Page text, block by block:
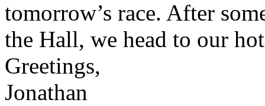
tomorrow’s race. After
the Hall, we head to our
Greetings,
Jonathan